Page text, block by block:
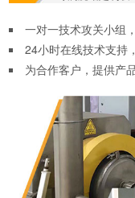
一对一技术攻关小组
24小时在线技术支持
为合作客户，提供产